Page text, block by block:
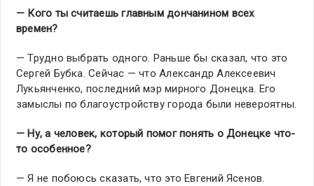
— Кого ты считаешь главным дончанином всех
времен?
— Трудно выбрать одного. Раньше бы сказал, что это
Сергей Бубка. Сейчас — что Александр Алексеевич
Лукьянченко, последний мэр мирного Донецка. Его
замыслы по благоустройству города были невероятны.
— Ну, а человек, который помог понять о Донецке что-
то особенное?
— Я не побоюсь сказать, что это Евгений Ясенов.